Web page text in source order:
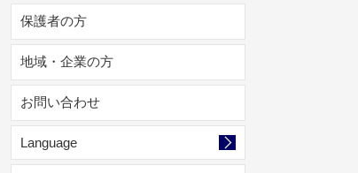
保護者の方
地域・企業の方
お問い合わせ
Language